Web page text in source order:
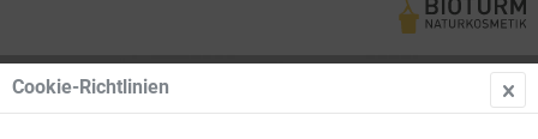
Cookie-Richtlinien